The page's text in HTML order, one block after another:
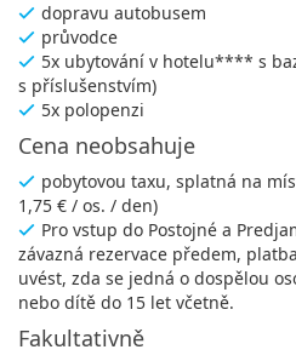
dopravu autobusem
průvodce
5x ubytování v hotelu**** s
s příslušenstvím)
5x polopenzi
Cena neobsahuje
pobytovou taxu, splatná na
1,75 € / os. / den)
Pro vstup do Postojné a
závazná rezervace předem,
uvést, zda se jedná o dospělou
nebo dítě do 15 let včetně.
Fakultativně